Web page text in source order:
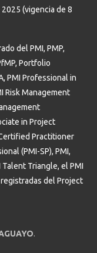
(vigencia de 8
del PMI, PMP,
Portfolio
PMI Professional in
Risk Management
in Project
Practitioner
(PMI-SP), PMI,
Triangle, el PMI
del Project
.